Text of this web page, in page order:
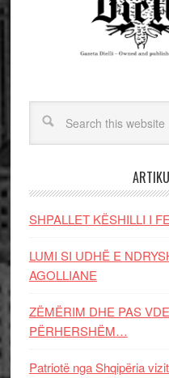
SHPALLET KËSHILLI I
LUMI SI UDHË E
AGOLLIANE
ZËMËRIM DHE PAS
PËRHERSHËM…
Patriotë nga Shqipëria